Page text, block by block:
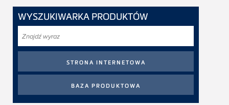
WYSZUKIWARKA PRODUKTÓW
wyraz